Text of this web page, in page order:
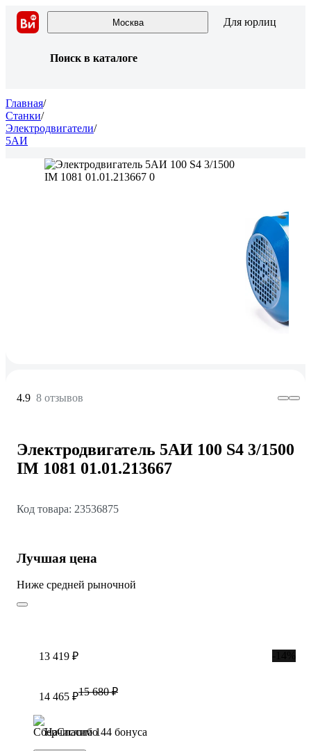
Москва Для юрлиц
Поиск в каталоге
Главная/
Станки/
Электродвигатели/
5АИ
4.9 8 отзывов
Электродвигатель 5АИ 100 S4 3/1500
IM 1081 01.01.213667
Код товара: 23536875
Лучшая цена
Ниже средней рыночной
13 419 ₽
14 465 ₽15 680 ₽
Начислим 144 бонуса